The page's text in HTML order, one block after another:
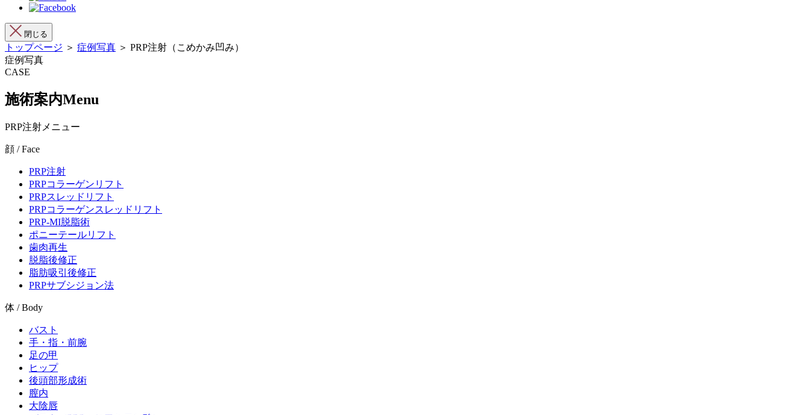
閉じる
トップページ ＞ 症例写真 ＞ PRP注射（こめかみ凹み）
症例写真
CASE
施術案内Menu
PRP注射メニュー
顔 / Face
PRP注射
PRPコラーゲンリフト
PRPスレッドリフト
PRPコラーゲンスレッドリフト
PRP-MI脱脂術
ポニーテールリフト
歯肉再生
脱脂後修正
脂肪吸引後修正
PRPサブシジョン法
体 / Body
バスト
手・指・前腕
足の甲
ヒップ
後頭部形成術
膣内
大陰唇